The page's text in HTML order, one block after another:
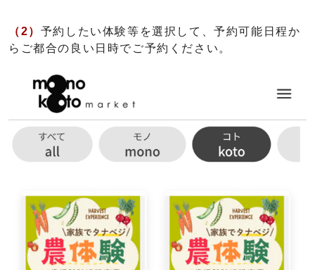
（2） 予約したい体験等を選択して、予約可能日程か
らご都合の良い日時でご予約ください。